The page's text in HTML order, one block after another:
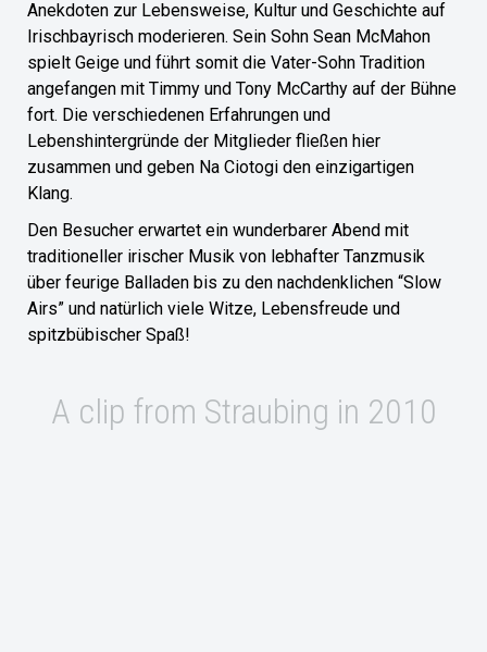
Anekdoten zur Lebensweise, Kultur und Geschichte auf
Irischbayrisch moderieren. Sein Sohn Sean McMahon
spielt Geige und führt somit die Vater-Sohn Tradition
angefangen mit Timmy und Tony McCarthy auf der Bühne
fort. Die verschiedenen Erfahrungen und
Lebenshintergründe der Mitglieder fließen hier
zusammen und geben Na Ciotogi den einzigartigen
Klang.
Den Besucher erwartet ein wunderbarer Abend mit
traditioneller irischer Musik von lebhafter Tanzmusik
über feurige Balladen bis zu den nachdenklichen “Slow
Airs” und natürlich viele Witze, Lebensfreude und
spitzbübischer Spaß!
A clip from Straubing in 2010